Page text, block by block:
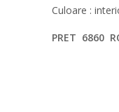
Culoare :
PRET 6860